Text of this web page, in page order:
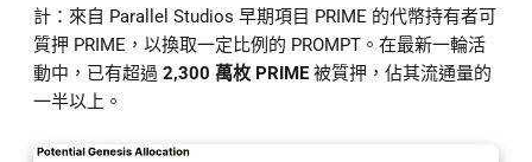
計：來自 Parallel Studios 早期項目 PRIME 的代幣持有者可
質押 PRIME，以換取一定比例的 PROMPT。在最新一輪活
動中，已有超過 2,300 萬枚 PRIME被質押，佔其流通量的
一半以上。